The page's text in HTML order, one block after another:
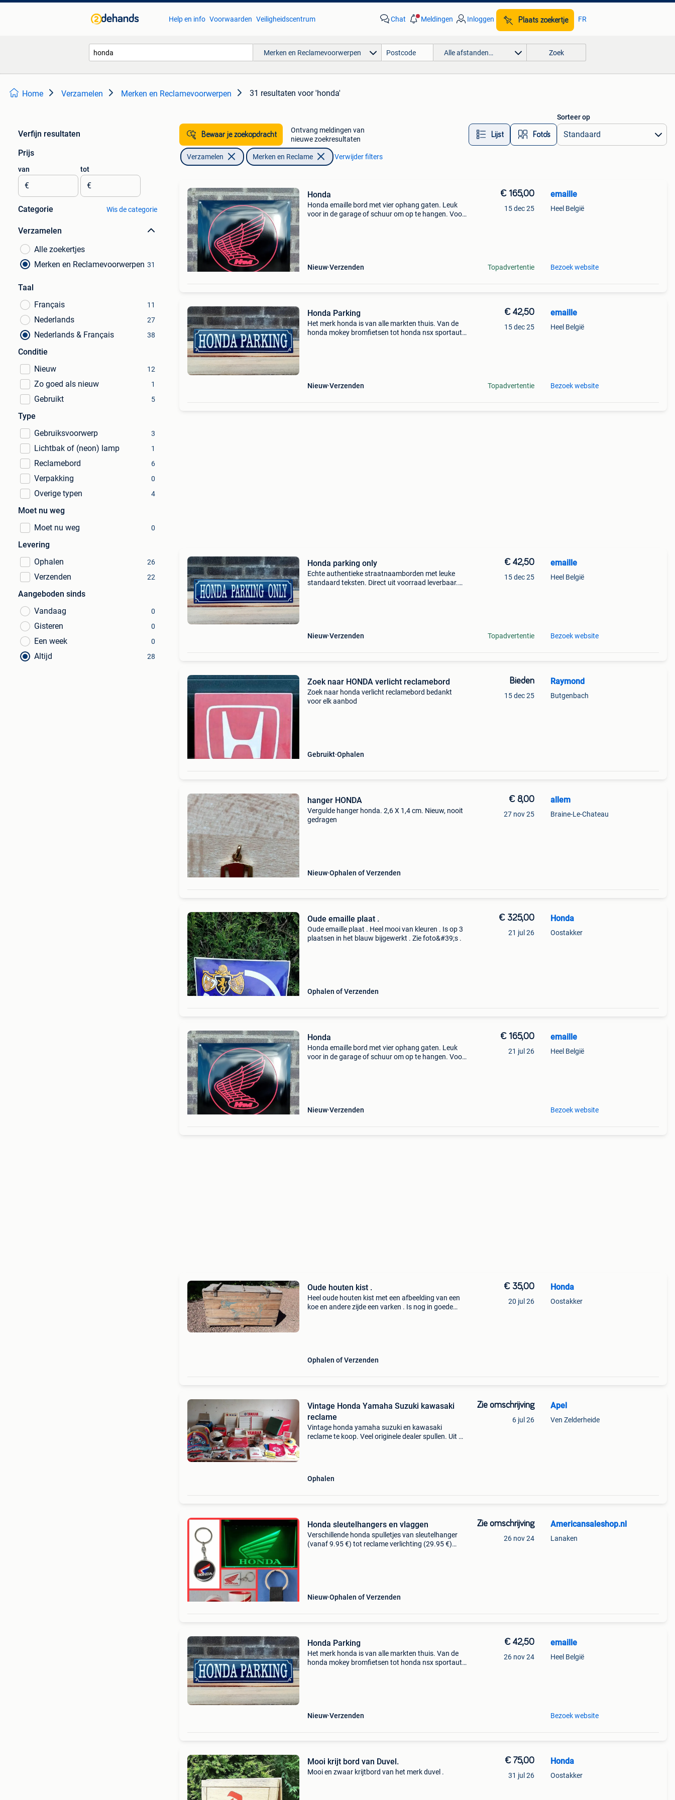
Help en info Voorwaarden Veiligheidscentrum Chat Meldingen Inloggen Plaats zoekertje FR
Merken en Reclamevoorwerpen Alle afstanden… Zoek
Home Verzamelen Merken en Reclamevoorwerpen 31 resultaten voor 'honda'
Verfijn resultaten
Prijs
van
€
tot
€
Categorie Wis de categorie
Verzamelen
Alle zoekertjes
Merken en Reclamevoorwerpen 31
Taal
Français
11
Nederlands 27
Nederlands & Français 38
Conditie
Nieuw
12
Zo goed als nieuw 1
Gebruikt 5
Type
Gebruiksvoorwerp
3
Lichtbak of (neon) lamp 1
Reclamebord 6
Verpakking 0
Overige typen 4
Moet nu weg
Moet nu weg
0
Levering
Ophalen
26
Verzenden 22
Aangeboden sinds
Vandaag
0
Gisteren 0
Een week 0
Altijd 28
Bewaar je zoekopdracht
Ontvang meldingen van
nieuwe zoekresultaten
Lijst Foto’s
Sorteer op
Verzamelen Merken en Reclame Verwijder filters
Honda
Honda emaille bord met vier ophang gaten. Leuk
voor in de garage of schuur om op te hangen. Voor
Nieuw Verzenden
€ 165,00
15 dec 25
Topadvertentie
emaille
Heel België
Bezoek website
Honda Parking
Het merk honda is van alle markten thuis. Van de
honda mokey bromfietsen tot honda nsx sportauto
Nieuw Verzenden
€ 42,50
15 dec 25
Topadvertentie
emaille
Heel België
Bezoek website
Honda parking only
Echte authentieke straatnaamborden met leuke
standaard teksten. Direct uit voorraad leverbaar.
Nieuw Verzenden
€ 42,50
15 dec 25
Topadvertentie
emaille
Heel België
Bezoek website
Zoek naar HONDA verlicht reclamebord
Zoek naar honda verlicht reclamebord bedankt
voor elk aanbod
Gebruikt Ophalen
Bieden
15 dec 25
Raymond
Butgenbach
hanger HONDA
Vergulde hanger honda. 2,6 X 1,4 cm. Nieuw, nooit
gedragen
Nieuw Ophalen of Verzenden
€ 8,00
27 nov 25
allem
Braine-Le-Chateau
Oude emaille plaat .
Oude emaille plaat . Heel mooi van kleuren . Is op 3
plaatsen in het blauw bijgewerkt . Zie foto&#39;s .
Ophalen of Verzenden
€ 325,00
21 jul 26
Honda
Oostakker
Honda
Honda emaille bord met vier ophang gaten. Leuk
voor in de garage of schuur om op te hangen. Voor
Nieuw Verzenden
€ 165,00
21 jul 26
emaille
Heel België
Bezoek website
Oude houten kist .
Heel oude houten kist met een afbeelding van een
koe en andere zijde een varken . Is nog in goede
Ophalen of Verzenden
€ 35,00
20 jul 26
Honda
Oostakker
Vintage Honda Yamaha Suzuki kawasaki
reclame
Vintage honda yamaha suzuki en kawasaki
reclame te koop. Veel originele dealer spullen. Uit de
Ophalen
Zie omschrijving
6 jul 26
Apel
Ven Zelderheide
Honda sleutelhangers en vlaggen
Verschillende honda spulletjes van sleutelhanger
(vanaf 9.95 €) tot reclame verlichting (29.95 €)
Nieuw Ophalen of Verzenden
Zie omschrijving
26 nov 24
Americansaleshop.nl
Lanaken
Honda Parking
Het merk honda is van alle markten thuis. Van de
honda mokey bromfietsen tot honda nsx sportauto
Nieuw Verzenden
€ 42,50
26 nov 24
emaille
Heel België
Bezoek website
Mooi krijt bord van Duvel.
Mooi en zwaar krijtbord van het merk duvel .
€ 75,00
31 jul 26
Honda
Oostakker